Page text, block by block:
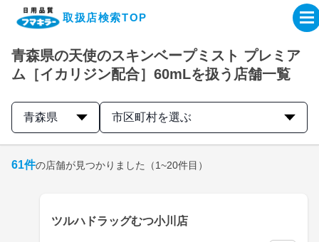
取扱店検索TOP
企業・IR情報サイト
製品情報サイト
取扱店検索はこちら
青森県の天使のスキンベープミスト プレミア
ム［イカリジン配合］60mLを扱う店舗一覧
青森県 市区町村を選ぶ
61件の店舗が見つかりました （1~20件目）
ツルハドラッグむつ小川店